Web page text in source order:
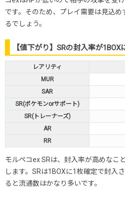
です。そのため、プレイ需要は見込
るでしょう。
【値下がり】SRの封入率が1BOX
レアリティ
MUR
SAR
SR(ポケモンorサポート)
SR(トレーナーズ)
AR
RR
モルペコex SRは、封入率が高めなこ
します。SRは1BOXに1枚確定で封入
ると流通数はかなり多いです。